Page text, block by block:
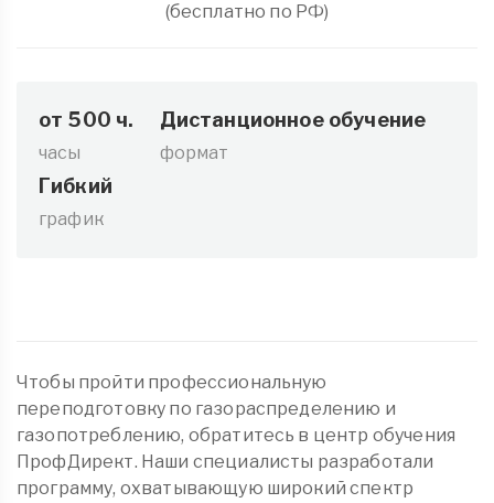
(бесплатно по РФ)
от 500 ч.
часы
Дистанционное обучение
формат
Гибкий
график
Чтобы пройти профессиональную
переподготовку по газораспределению и
газопотреблению, обратитесь в центр обучения
ПрофДирект. Наши специалисты разработали
программу, охватывающую широкий спектр